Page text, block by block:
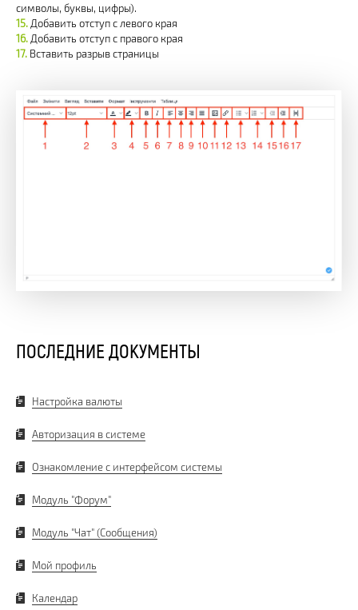
символы, буквы, цифры).
Добавить отступ с левого края
Добавить отступ с правого края
Вставить разрыв страницы
ПОСЛЕДНИЕ ДОКУМЕНТЫ
Настройка валюты
Авторизация в системе
Ознакомление с интерфейсом системы
Модуль "Форум"
Модуль "Чат" (Сообщения)
Мой профиль
Календар